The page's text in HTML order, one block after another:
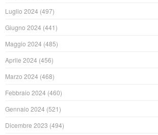
Luglio 2024 (497)
Giugno 2024 (441)
Maggio 2024 (485)
Aprile 2024 (456)
Marzo 2024 (468)
Febbraio 2024 (460)
Gennaio 2024 (521)
Dicembre 2023 (494)